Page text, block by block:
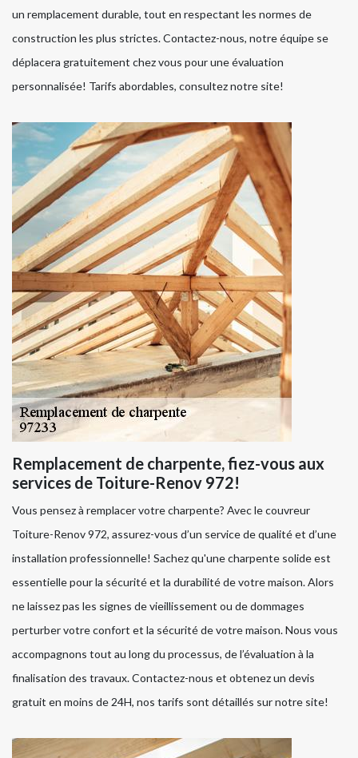
un remplacement durable, tout en respectant les normes de
construction les plus strictes. Contactez-nous, notre équipe se
déplacera gratuitement chez vous pour une évaluation
personnalisée! Tarifs abordables, consultez notre site!
Remplacement de charpente, fiez-vous aux
services de Toiture-Renov 972!
Vous pensez à remplacer votre charpente? Avec le couvreur
Toiture-Renov 972, assurez-vous d’un service de qualité et d’une
installation professionnelle! Sachez qu'une charpente solide est
essentielle pour la sécurité et la durabilité de votre maison. Alors
ne laissez pas les signes de vieillissement ou de dommages
perturber votre confort et la sécurité de votre maison. Nous vous
accompagnons tout au long du processus, de l’évaluation à la
finalisation des travaux. Contactez-nous et obtenez un devis
gratuit en moins de 24H, nos tarifs sont détaillés sur notre site!